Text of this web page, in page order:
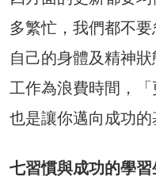
多繁忙，我們都不
自己的身體及精神
工作為浪費時間，「
也是讓你邁向成功的
七習慣與成功的學